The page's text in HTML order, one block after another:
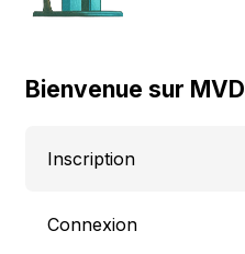
Bienvenue sur MVD
Inscription
Connexion